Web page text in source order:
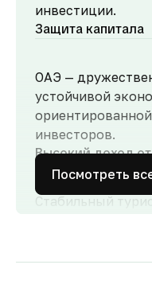
инвестиции.
Защита капитала
ОАЭ —
устойчивой
инвесторов.
Высокий доход от
аренды
Стабильный
доходность для
Посмотреть